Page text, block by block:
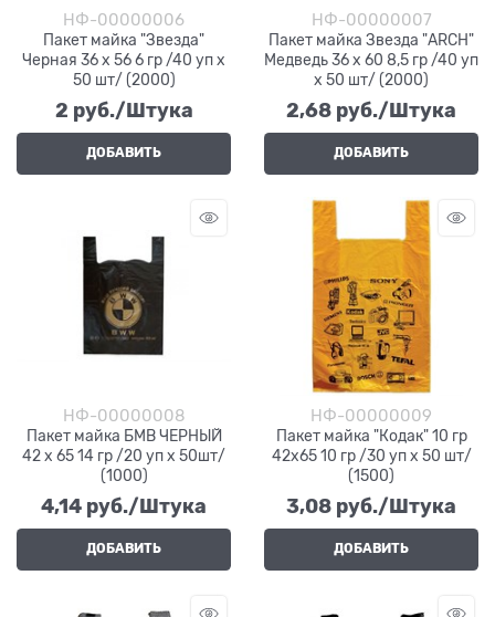
НФ-00000006
Пакет майка "Звезда"
Черная 36 х 56 6 гр /40 уп х
50 шт/ (2000)
2 руб./Штука
ДОБАВИТЬ
НФ-00000007
Пакет майка Звезда "АRCH"
Медведь 36 х 60 8,5 гр /40 уп
х 50 шт/ (2000)
2,68 руб./Штука
ДОБАВИТЬ
НФ-00000008
Пакет майка БМВ ЧЕРНЫЙ
42 х 65 14 гр /20 уп х 50шт/
(1000)
4,14 руб./Штука
ДОБАВИТЬ
НФ-00000009
Пакет майка "Кодак" 10 гр
42х65 10 гр /30 уп х 50 шт/
(1500)
3,08 руб./Штука
ДОБАВИТЬ